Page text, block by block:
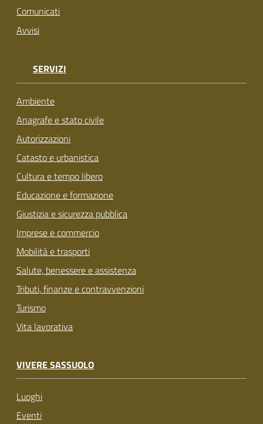
Comunicati
Avvisi
SERVIZI
Ambiente
Anagrafe e stato civile
Autorizzazioni
Catasto e urbanistica
Cultura e tempo libero
Educazione e formazione
Giustizia e sicurezza pubblica
Imprese e commercio
Mobilità e trasporti
Salute, benessere e assistenza
Tributi, finanze e contravvenzioni
Turismo
Vita lavorativa
VIVERE SASSUOLO
Luoghi
Eventi